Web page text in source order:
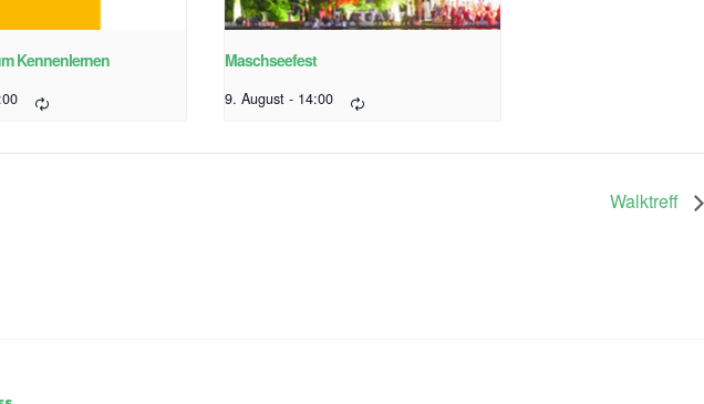
Kennenlernen Maschseefest
9. August - 14:00
Walktreff